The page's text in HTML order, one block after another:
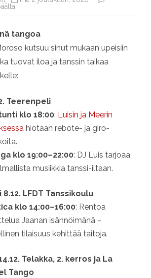
artikkelissa
Katse
Vuoteen
2025
tangoa
kutsuu sinut mukaan upeisiin
tuovat iloa ja tanssin taikaa
Teerenpeli
klo 18:00: Luisin ja Meerin
hiotaan rebote- ja giro-
klo 19:00–22:00: DJ Luis tarjoaa
musiikkia tanssi-iltaan.
8.12. LFDT Tanssikoulu
klo 14:00–16:00: Rentoa
Jaanan isännöimänä –
tilaisuus kehittää taitoja.
Telakka, 2. kerros ja La
Tango